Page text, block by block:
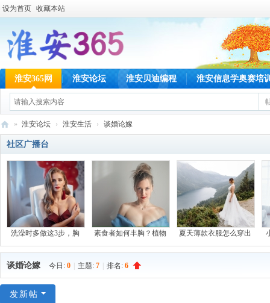
设为首页 收藏本站
淮安365网 淮安论坛 淮安贝迪编程 淮安信息学奥赛培
淮
安
网
» 淮安论坛 › 淮安生活 › 谈婚论嫁
社区广播台
洗澡时多做这3步，胸 素食者如何丰胸？植物 夏天薄款衣服怎么穿出
谈婚论嫁 今日: 0 主题: 7 排名: 6
发新帖